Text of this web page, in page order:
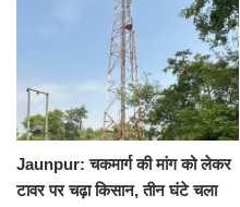
Jaunpur: चकमार्ग की मांग को लेकर
टावर पर चढ़ा किसान, तीन घंटे चला